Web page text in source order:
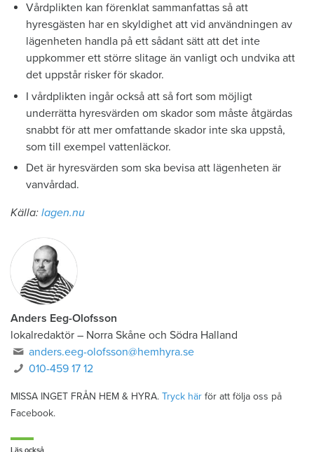
Vårdplikten kan förenklat sammanfattas så att
hyresgästen har en skyldighet att vid användningen av
lägenheten handla på ett sådant sätt att det inte
uppkommer ett större slitage än vanligt och undvika att
det uppstår risker för skador.
I vårdplikten ingår också att så fort som möjligt
underrätta hyresvärden om skador som måste åtgärdas
snabbt för att mer omfattande skador inte ska uppstå,
som till exempel vattenläckor.
Det är hyresvärden som ska bevisa att lägenheten är
vanvårdad.
Källa: lagen.nu
Anders Eeg-Olofsson
lokalredaktör – Norra Skåne och Södra Halland
anders.eeg-olofsson@hemhyra.se
010-459 17 12
MISSA INGET FRÅN HEM & HYRA. Tryck här för att följa oss på
Facebook.